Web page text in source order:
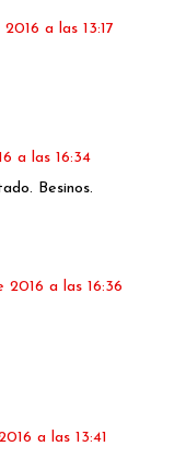
a las 13:17
a las 16:34
Besinos.
2016 a las 16:36
a las 13:41